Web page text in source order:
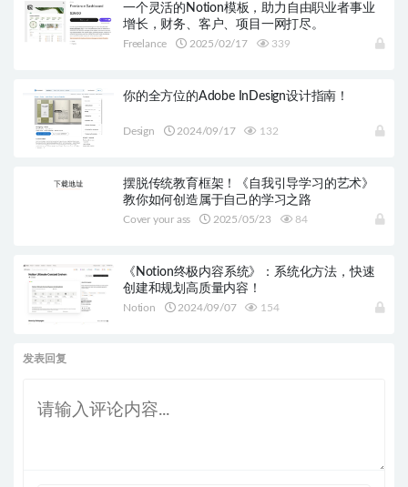
一个灵活的Notion模板，助力自由职业者事业
增长，财务、客户、项目一网打尽。
Freelance 2025/02/17 339
你的全方位的Adobe InDesign设计指南！
Design 2024/09/17 132
摆脱传统教育框架！《自我引导学习的艺术》
教你如何创造属于自己的学习之路
Cover your ass 2025/05/23 84
《Notion终极内容系统》：系统化方法，快速
创建和规划高质量内容！
Notion 2024/09/07 154
发表回复